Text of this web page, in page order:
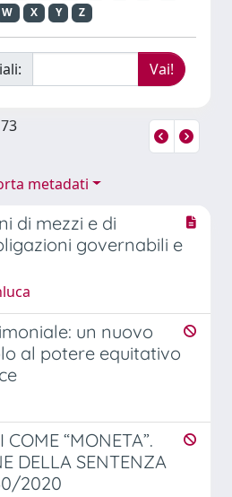
W X Y Z
metadati
di mezzi e di
governabili e
un nuovo
al potere equitativo
“MONETA”.
DELLA SENTENZA
2020